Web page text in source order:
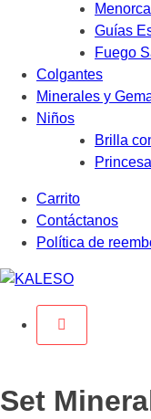
Menorca
Guías
Fuego
Colgantes
Minerales y
Niños
Brilla
Saltar
contenido
Carrito
Contáctanos
Política de
Set